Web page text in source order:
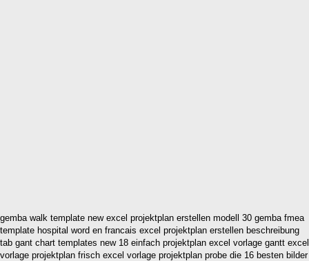
gemba walk template new excel projektplan erstellen modell 30 gemba fmea
template hospital word en francais excel projektplan erstellen beschreibung
tab gant chart templates new 18 einfach projektplan excel vorlage gantt excel
vorlage projektplan frisch excel vorlage projektplan probe die 16 besten bilder